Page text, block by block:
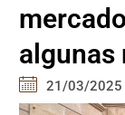
algunas
21/03/2025